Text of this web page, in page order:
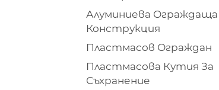
Алуминиева Ограждаща
Конструкция
Пластмасов Ограждан
Пластмасова Кутия За
Съхранение